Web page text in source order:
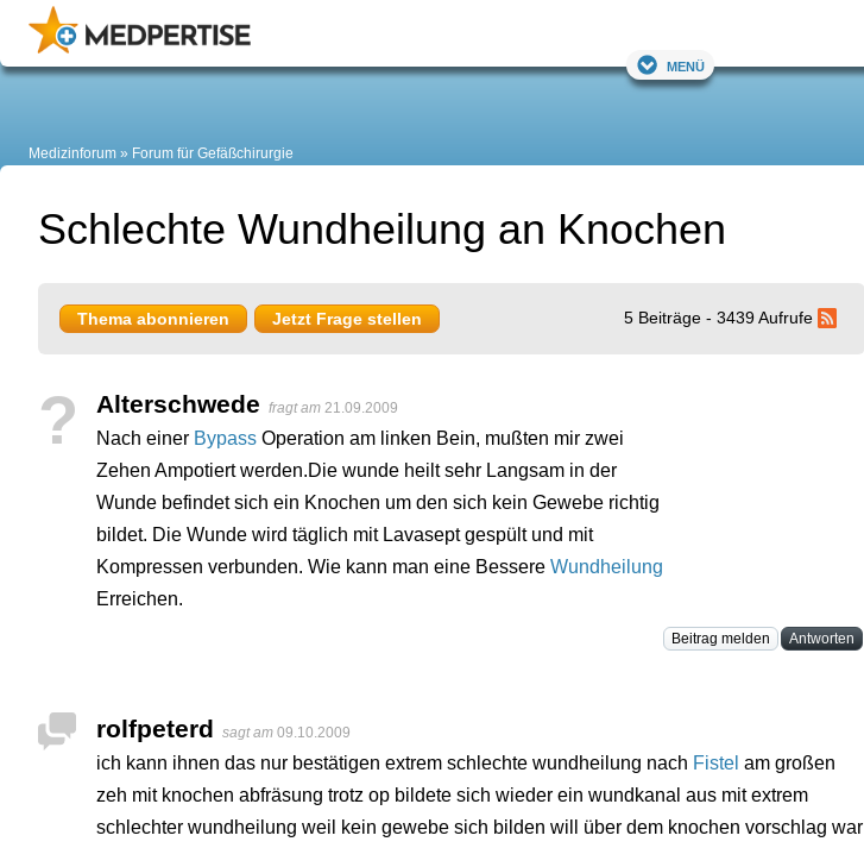
Menü
Medizinforum Forum für Gefäßchirurgie
Schlechte Wundheilung an Knochen
Thema abonnieren Jetzt Frage stellen 5 Beiträge - 3439 Aufrufe
? Alterschwede fragt am 21.09.2009
Nach einer Bypass Operation am linken Bein, mußten mir zwei
Zehen Ampotiert werden.Die wunde heilt sehr Langsam in der
Wunde befindet sich ein Knochen um den sich kein Gewebe richtig
bildet. Die Wunde wird täglich mit Lavasept gespült und mit
Kompressen verbunden. Wie kann man eine Bessere Wundheilung
Erreichen.
Beitrag melden Antworten
rolfpeterd sagt am 09.10.2009
ich kann ihnen das nur bestätigen extrem schlechte wundheilung nach Fistel am großen
zeh mit knochen abfräsung trotz op bildete sich wieder ein wundkanal aus mit extrem
schlechter wundheilung weil kein gewebe sich bilden will über dem knochen vorschlag war